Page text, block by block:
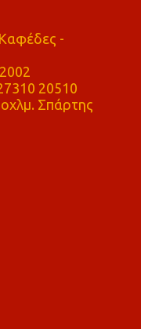
-
20510
Σπάρτης